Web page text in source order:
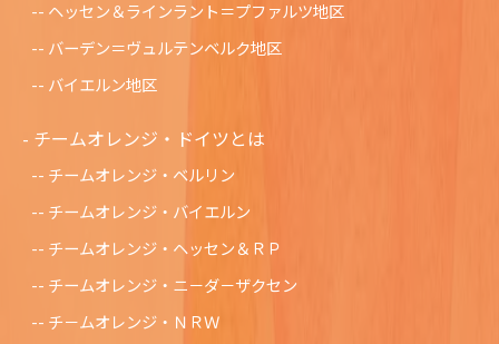
ヘッセン＆ラインラント＝プファルツ地区
バーデン＝ヴュルテンベルク地区
バイエルン地区
チームオレンジ・ドイツとは
チームオレンジ・ベルリン
チームオレンジ・バイエルン
チームオレンジ・ヘッセン＆ＲＰ
チームオレンジ・ニ－ダ－ザクセン
チ－ムオレンジ・ＮＲＷ